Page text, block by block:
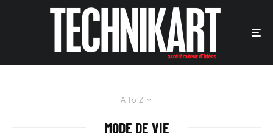
A to Z
MODE DE VIE